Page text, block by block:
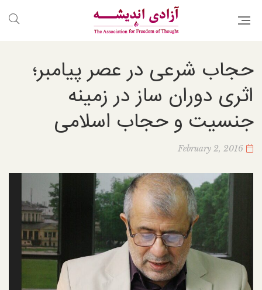
حجاب شرعی در عصر پیامبر؛
اثری دوران ساز در زمینه
جنسیت و حجاب اسلامی
February 2, 2016